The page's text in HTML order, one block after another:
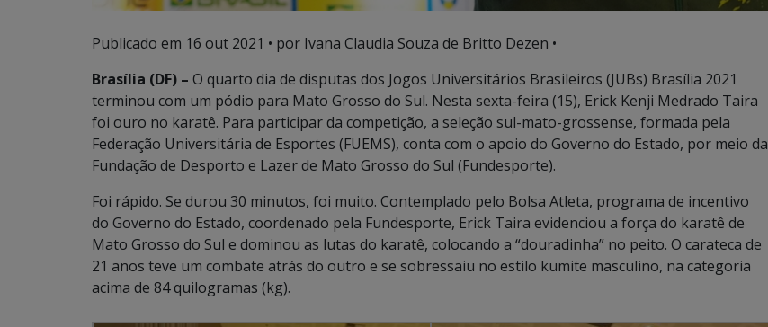
Publicado em 16 out 2021 • por Ivana Claudia Souza de Britto Dezen •
Brasília (DF) – O quarto dia de disputas dos Jogos Universitários Brasileiros (JUBs) Brasília 2021
terminou com um pódio para Mato Grosso do Sul. Nesta sexta-feira (15), Erick Kenji Medrado Taira
foi ouro no karatê. Para participar da competição, a seleção sul-mato-grossense, formada pela
Federação Universitária de Esportes (FUEMS), conta com o apoio do Governo do Estado, por meio da
Fundação de Desporto e Lazer de Mato Grosso do Sul (Fundesporte).
Foi rápido. Se durou 30 minutos, foi muito. Contemplado pelo Bolsa Atleta, programa de incentivo
do Governo do Estado, coordenado pela Fundesporte, Erick Taira evidenciou a força do karatê de
Mato Grosso do Sul e dominou as lutas do karatê, colocando a “douradinha” no peito. O carateca de
21 anos teve um combate atrás do outro e se sobressaiu no estilo kumite masculino, na categoria
acima de 84 quilogramas (kg).